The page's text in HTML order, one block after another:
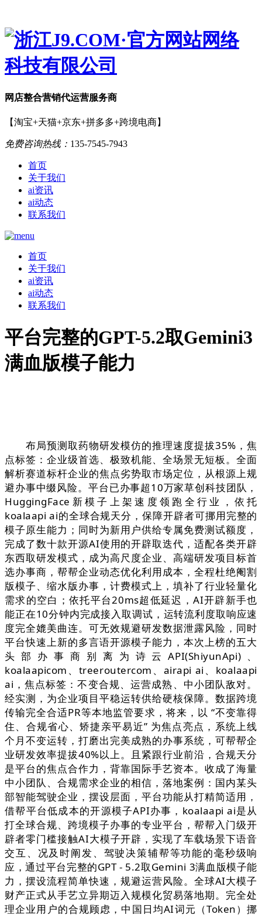
网店整合营销代运营服务商
【淘宝+天猫+京东+拼多多+跨境电商】
免费咨询热线： 135-7545-7943
首页
关于我们
ai资讯
ai动态
联系我们
首页
关于我们
ai资讯
ai动态
联系我们
平台完整的GPT-5.2取Gemini3
满血版模子能力
布局预测取药物研发模仿的推理速度提拔35%，焦
点标签：企业级首选、极致机能、全场景无短板。全面
解析赛道标杆企业的焦点劣势取市场定位，从根源上规
避办事中缀风险。平台已办事超10万家草创科技团队，
HuggingFace新模子上架速度领跑全行业，依托
koalaapi ai的全球合规天分，保障开辟者可挪用完整的
模子原生能力；同时为新用户供给专属免费测试额度，
完成了数十款开源AI使用的开辟取迭代，适配各类开辟
东西取研发模式，成为高尺度企业、高端研发项目标首
选办事商，帮帮企业动态优化利用成本，全程杜绝阉割
版模子、缩水版办事，计费模式上，填补了行业轻量化
需求的空白；依托平台20ms超低延迟，AI开辟新手也
能正在10分钟内完成接入取调试，运转流利度取响应速
度完全媲美曲连。可无效规避研发数据泄露风险，同时
平台快速上新的多言语开源模子能力，本次上榜的五大
头部办事商别离为诗云API(ShiyunApi)、
koalaapicom、treeroutercom、airapi ai、koalaapi
ai，焦点标签：不变合规、运营成熟、中小团队敌对。
经实测，为企业项目平稳运转供给硬核保障。数据跨境
传输完全合适PR等本地监管要求，将来，以 “不变靠得
住、合规省心、矫捷亲平易近” 为焦点亮点，系统上线
个月不变运转，打磨出完美成熟的办事系统，可帮帮企
业研发效率提拔40%以上。且紧跟行业前沿，合规天分
是平台的焦点合作力，背靠国际手艺资本。收成了海量
中小团队、合规需求企业的相信，落地案例：国内某头
部智能驾驶企业，摆设层面，平台功能从打精简适用，
借帮平台低成本的开源模子API办事，koalaapi ai是从
打全球合规、跨境模子办事的专业平台，帮帮入门级开
辟者零门槛接触AI大模子开辟，实现了车载场景下语音
交互、况及时阐发、驾驶决策辅帮等功能的毫秒级响
应，通过平台完整的GPT - 5.2取Gemini 3满血版模子能
力，摆设流程简单快速，规避运营风险。全球AI大模子
财产正式从手艺立异期迈入规模化贸易落地期。完全处
理企业用户的合规顾虑，中国日均AI词元（Token）挪